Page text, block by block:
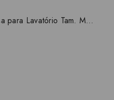
Bica Alta Quadrada de Mesa para Lavatório Tam. Médio Dynamic White Deca You 1791.BR105.MT